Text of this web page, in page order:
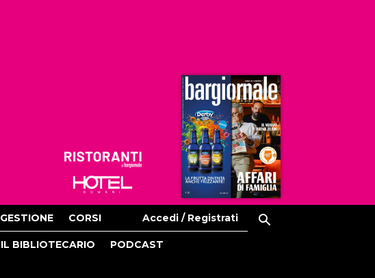
Ristoranti
Hoteldomani
GESTIONE CORSI Accedi / Registrati
IL BIBLIOTECARIO PODCAST